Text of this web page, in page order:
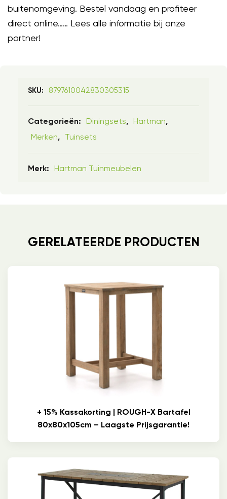
buitenomgeving. Bestel vandaag en profiteer
direct online…… Lees alle informatie bij onze
partner!
SKU: 8797610042830305315
Categorieën: Diningsets, Hartman,
Merken, Tuinsets
Merk: Hartman Tuinmeubelen
GERELATEERDE PRODUCTEN
+ 15% Kassakorting | ROUGH-X Bartafel
80x80x105cm – Laagste Prijsgarantie!